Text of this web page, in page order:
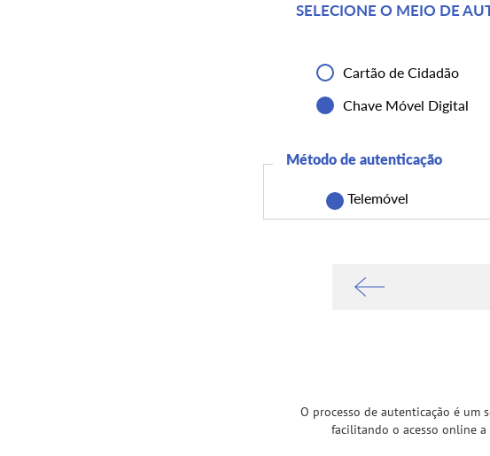
SELECIONE O MEIO DE
Cartão de Cidadão
Chave Móvel Digital
Método de autenticação
Telemóvel
O processo de autenticação é um
facilitando o acesso online